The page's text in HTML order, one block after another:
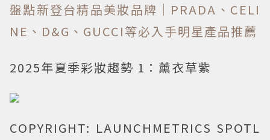
盤點新登台精品美妝品牌｜PRADA、CELI
NE、D&G、GUCCI等必入手明星產品推薦
2025年夏季彩妝趨勢 1：薰衣草紫
COPYRIGHT: LAUNCHMETRICS SPOTL